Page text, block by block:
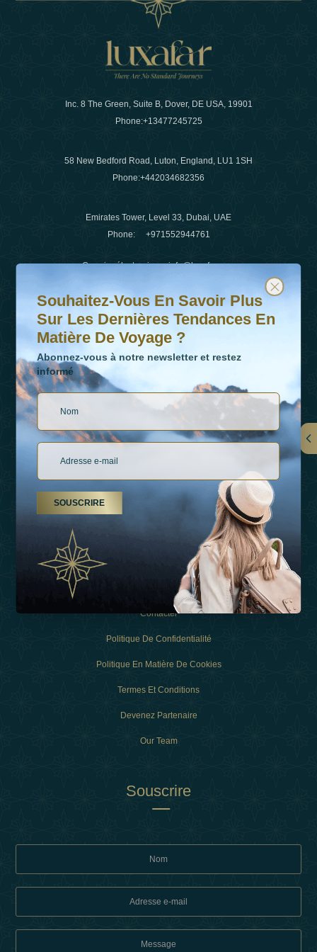
Inc. 8 The Green, Suite B, Dover, DE USA, 19901
Phone:+13477245725
58 New Bedford Road, Luton, England, LU1 1SH
Phone:+442034682356
Emirates Tower, Level 33, Dubai, UAE
Phone: +971552944761
Courrier électronique:info@luxafar.com
WhatsApp N°
+442034682356
+971552944761
LIENS
À Propos De Nous
Types De Vacances
Contacter
Politique De Confidentialité
Politique En Matière De Cookies
Termes Et Conditions
Devenez Partenaire
Our Team
Souscrire
Souhaitez-vous en savoir plus sur les dernières
Abonnez-vous à notre newsletter et restez informé
Souhaitez-Vous En Savoir Plus
Sur Les Dernières Tendances En
Matière De Voyage ?
Abonnez-vous à notre newsletter et restez
informé
SOUSCRIRE